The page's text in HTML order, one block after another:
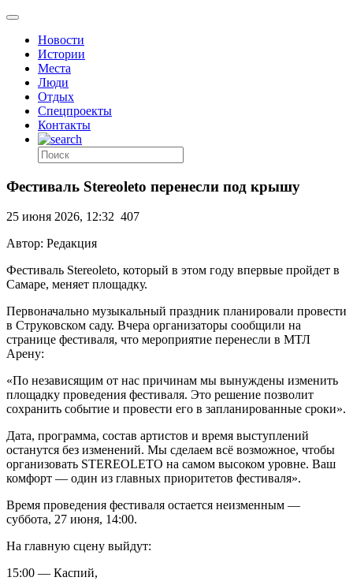
Новости
Истории
Места
Люди
Отдых
Спецпроекты
Контакты
Фестиваль Stereoleto перенесли под крышу
25 июня 2026, 12:32 407
Автор: Редакция
Фестиваль Stereoleto, который в этом году впервые пройдет в
Самаре, меняет площадку.
Первоначально музыкальный праздник планировали провести
в Струковском саду. Вчера организаторы сообщили на
странице фестиваля, что мероприятие перенесли в МТЛ
Арену:
«По независящим от нас причинам мы вынуждены изменить
площадку проведения фестиваля. Это решение позволит
сохранить событие и провести его в запланированные сроки».
Дата, программа, состав артистов и время выступлений
останутся без изменений. Мы сделаем всё возможное, чтобы
организовать STEREOLETO на самом высоком уровне. Ваш
комфорт — один из главных приоритетов фестиваля».
Время проведения фестиваля остается неизменным —
суббота, 27 июня, 14:00.
На главную сцену выйдут:
15:00 — Каспий,